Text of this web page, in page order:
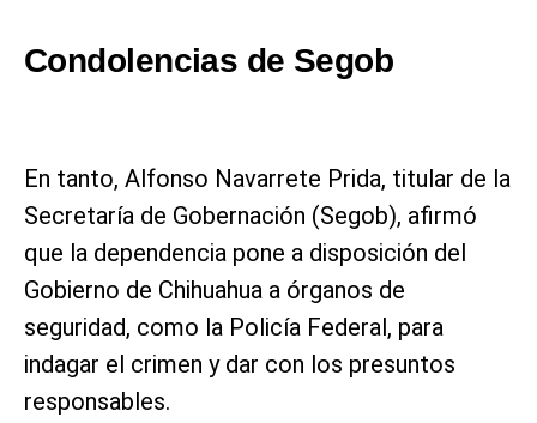
Condolencias de Segob
En tanto, Alfonso Navarrete Prida, titular de la
Secretaría de Gobernación (Segob), afirmó
que la dependencia pone a disposición del
Gobierno de Chihuahua a órganos de
seguridad, como la Policía Federal, para
indagar el crimen y dar con los presuntos
responsables.